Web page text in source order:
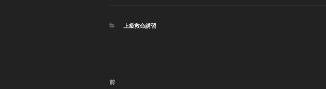
カ
上級救命講習
投
過
前